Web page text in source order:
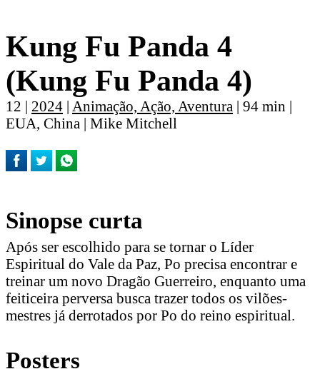
Kung Fu Panda 4
(Kung Fu Panda 4)
12 | 2024 | Animação, Ação, Aventura | 94 min |
EUA, China | Mike Mitchell
Sinopse curta
Após ser escolhido para se tornar o Líder
Espiritual do Vale da Paz, Po precisa encontrar e
treinar um novo Dragão Guerreiro, enquanto uma
feiticeira perversa busca trazer todos os vilões-
mestres já derrotados por Po do reino espiritual.
Posters